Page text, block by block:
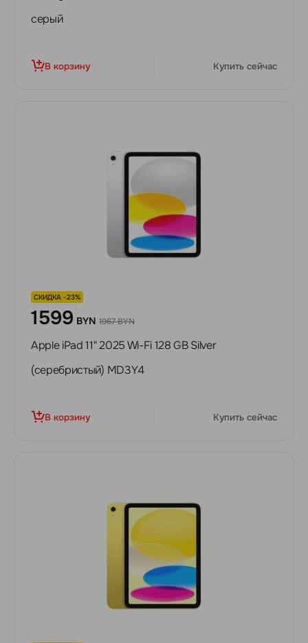
серый
В корзину Купить сейчас
СКИДКА -23%
1599 BYN 1967 BYN
Apple iPad 11" 2025 Wi-Fi 128 GB Silver
(серебристый) MD3Y4
В корзину Купить сейчас